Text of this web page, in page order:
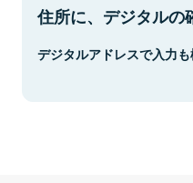
住所に、デジタルの
デジタルアドレスで入力も